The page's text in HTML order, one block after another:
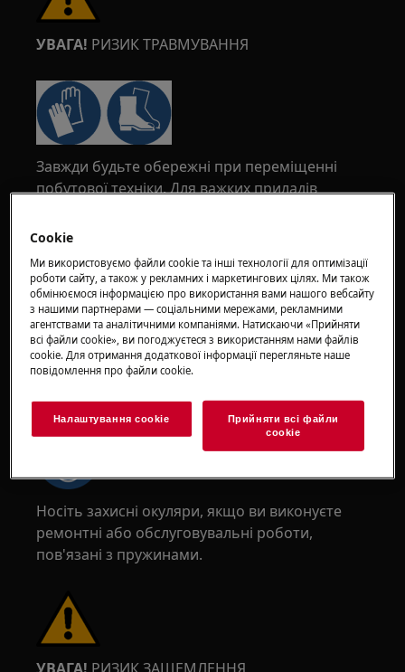
УВАГА! РИЗИК ТРАВМУВАННЯ
Завжди будьте обережні при переміщенні
побутової техніки. Для важких приладів
Завжди використовуйте захисні рукавички та
взуття. Носіть захисні рукавички завжди, щоб
уникнути порізів від гострих країв.
Носіть захисні окуляри, якщо ви виконуєте
ремонтні або обслуговувальні роботи,
пов'язані з пружинами.
Cookie
Ми використовуємо файли cookie та інші технології для оптимізації
роботи сайту, а також у рекламних і маркетингових цілях. Ми також
обмінюємося інформацією про використання вами нашого вебсайту
з нашими партнерами — соціальними мережами, рекламними
агентствами та аналітичними компаніями. Натискаючи «Прийняти
всі файли сookie», ви погоджуєтеся з використанням нами файлів
cookie. Для отримання додаткової інформації перегляньте наше
повідомлення про файли сookie.
Налаштування cookie
Прийняти всі файли
сookie